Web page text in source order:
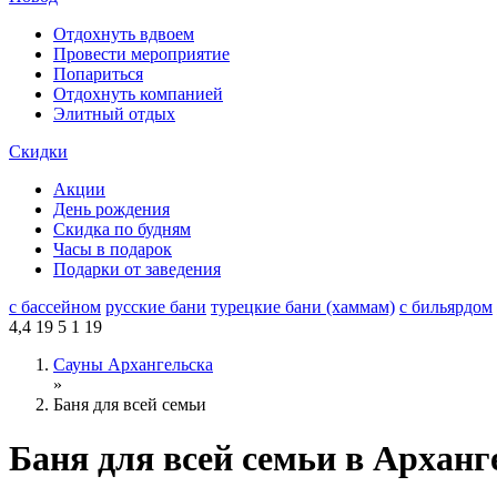
Отдохнуть вдвоем
Провести мероприятие
Попариться
Отдохнуть компанией
Элитный отдых
Скидки
Акции
День рождения
Скидка по будням
Часы в подарок
Подарки от заведения
с бассейном русские бани турецкие бани (хаммам) с бильярдом
4,4 19 5 1 19
Сауны Архангельска
»
Баня для всей семьи
Баня для всей семьи в